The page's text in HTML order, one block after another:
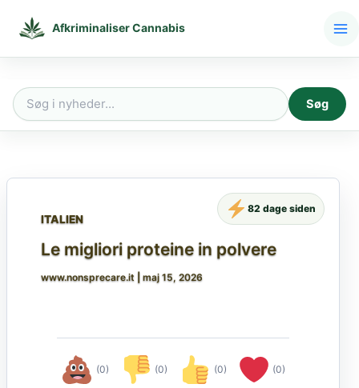
Afkriminaliser Cannabis
Søg
Søg
ITALIEN
Le migliori proteine in polvere
www.nonsprecare.it maj 15, 2026
(0) (0) (0) (0)
82 dage siden